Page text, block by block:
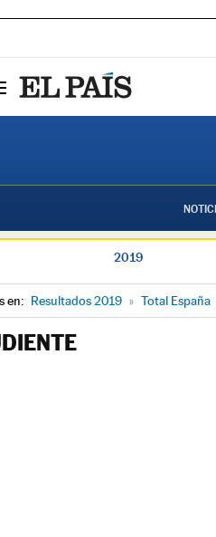
2019
en: Resultados 2019 » Total España